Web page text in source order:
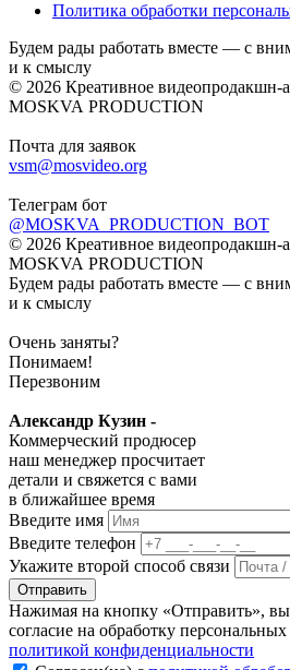
Политика обработки
Будем рады работать вместе — с
и к смыслу
© 2026 Креативное видеопродакшн-
MOSKVA PRODUCTION
Почта для заявок
vsm@mosvideo.org
Телеграм бот
@MOSKVA_PRODUCTION_BOT
© 2026 Креативное видеопродакшн-
MOSKVA PRODUCTION
Будем рады работать вместе — с
и к смыслу
Очень заняты?
Понимаем!
Перезвоним
Александр Кузин -
Коммерческий продюсер
наш менеджер просчитает
детали и свяжется с вами
в ближайшее время
Введите имя
Введите телефон
Укажите второй способ связи
Отправить
Нажимая на кнопку «Отправить», вы
согласие на обработку
политикой конфиденциальности